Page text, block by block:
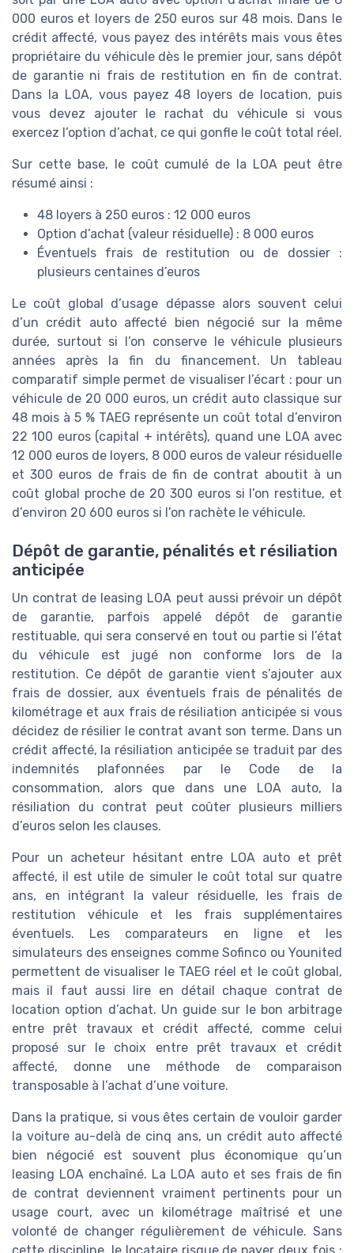
000 euros et loyers de 250 euros sur 48 mois. Dans le
crédit affecté, vous payez des intérêts mais vous êtes
propriétaire du véhicule dès le premier jour, sans dépôt
de garantie ni frais de restitution en fin de contrat.
Dans la LOA, vous payez 48 loyers de location, puis
vous devez ajouter le rachat du véhicule si vous
exercez l’option d’achat, ce qui gonfle le coût total réel.
Sur cette base, le coût cumulé de la LOA peut être
résumé ainsi :
48 loyers à 250 euros : 12 000 euros
Option d’achat (valeur résiduelle) : 8 000 euros
Éventuels frais de restitution ou de dossier :
plusieurs centaines d’euros
Le coût global d’usage dépasse alors souvent celui
d’un crédit auto affecté bien négocié sur la même
durée, surtout si l’on conserve le véhicule plusieurs
années après la fin du financement. Un tableau
comparatif simple permet de visualiser l’écart : pour un
véhicule de 20 000 euros, un crédit auto classique sur
48 mois à 5 % TAEG représente un coût total d’environ
22 100 euros (capital + intérêts), quand une LOA avec
12 000 euros de loyers, 8 000 euros de valeur résiduelle
et 300 euros de frais de fin de contrat aboutit à un
coût global proche de 20 300 euros si l’on restitue, et
d’environ 20 600 euros si l’on rachète le véhicule.
Dépôt de garantie, pénalités et résiliation
anticipée
Un contrat de leasing LOA peut aussi prévoir un dépôt
de garantie, parfois appelé dépôt de garantie
restituable, qui sera conservé en tout ou partie si l’état
du véhicule est jugé non conforme lors de la
restitution. Ce dépôt de garantie vient s’ajouter aux
frais de dossier, aux éventuels frais de pénalités de
kilométrage et aux frais de résiliation anticipée si vous
décidez de résilier le contrat avant son terme. Dans un
crédit affecté, la résiliation anticipée se traduit par des
indemnités plafonnées par le Code de la
consommation, alors que dans une LOA auto, la
résiliation du contrat peut coûter plusieurs milliers
d’euros selon les clauses.
Pour un acheteur hésitant entre LOA auto et prêt
affecté, il est utile de simuler le coût total sur quatre
ans, en intégrant la valeur résiduelle, les frais de
restitution véhicule et les frais supplémentaires
éventuels. Les comparateurs en ligne et les
simulateurs des enseignes comme Sofinco ou Younited
permettent de visualiser le TAEG réel et le coût global,
mais il faut aussi lire en détail chaque contrat de
location option d’achat. Un guide sur le bon arbitrage
entre prêt travaux et crédit affecté, comme celui
proposé sur le choix entre prêt travaux et crédit
affecté, donne une méthode de comparaison
transposable à l’achat d’une voiture.
Dans la pratique, si vous êtes certain de vouloir garder
la voiture au-delà de cinq ans, un crédit auto affecté
bien négocié est souvent plus économique qu’un
leasing LOA enchaîné. La LOA auto et ses frais de fin
de contrat deviennent vraiment pertinents pour un
usage court, avec un kilométrage maîtrisé et une
volonté de changer régulièrement de véhicule. Sans